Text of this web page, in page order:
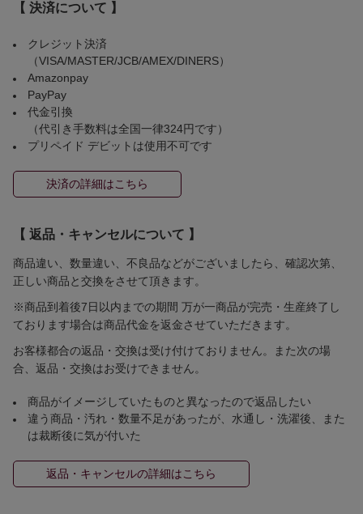
【 決済について 】
クレジット決済
（VISA/MASTER/JCB/AMEX/DINERS）
Amazonpay
PayPay
代金引換
（代引き手数料は全国一律324円です）
プリペイド デビットは使用不可です
決済の詳細はこちら
【 返品・キャンセルについて 】
商品違い、数量違い、不良品などがございましたら、確認次第、
正しい商品と交換をさせて頂きます。
※商品到着後7日以内までの期間 万が一商品が完売・生産終了し
ております場合は商品代金を返金させていただきます。
お客様都合の返品・交換は受け付けておりません。また次の場
合、返品・交換はお受けできません。
商品がイメージしていたものと異なったので返品したい
違う商品・汚れ・数量不足があったが、水通し・洗濯後、また
は裁断後に気が付いた
返品・キャンセルの詳細はこちら